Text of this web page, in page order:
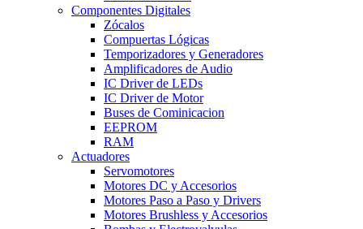
Componentes Digitales
Zócalos
Compuertas Lógicas
Temporizadores y Generadores
Amplificadores de Audio
IC Driver de LEDs
IC Driver de Motor
Buses de Cominicacion
EEPROM
RAM
Actuadores
Servomotores
Motores DC y Accesorios
Motores Paso a Paso y Drivers
Motores Brushless y Accesorios